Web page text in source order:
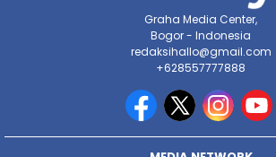
Graha Media Center,
Bogor - Indonesia
redaksihallo@gmail.com
+628557777888